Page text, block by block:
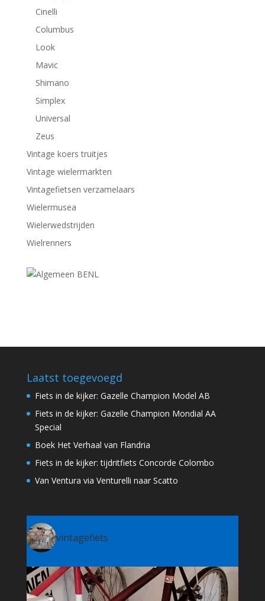
Cinelli
Columbus
Look
Mavic
Shimano
Simplex
Universal
Zeus
Vintage koers truitjes
Vintage wielermarkten
Vintagefietsen verzamelaars
Wielermusea
Wielerwedstrijden
Wielrenners
Laatst toegevoegd
Fiets in de kijker: Gazelle Champion Model AB
Fiets in de kijker: Gazelle Champion Mondial AA
Special
Boek Het Verhaal van Flandria
Fiets in de kijker: tijdritfiets Concorde Colombo
Van Ventura via Venturelli naar Scatto
vintagefiets